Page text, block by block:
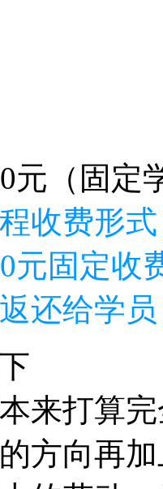
元（固定
收费形
元固定收
还给学
来打算
方向再